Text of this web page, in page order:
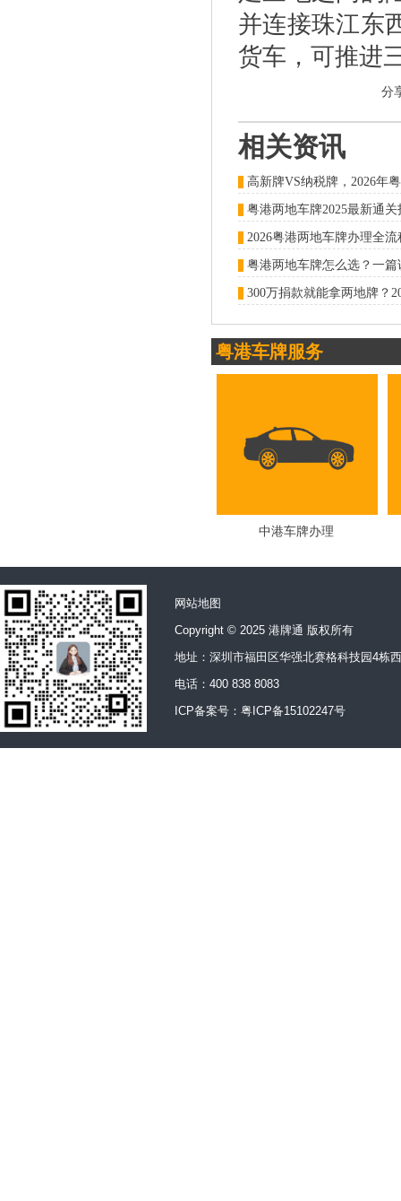
并连接珠江东
货车，可推进
分
相关资讯
2026粤港两地车牌办理全
粤港车牌服务
中港车牌办理
网站地图
Copyright © 2025 港牌通 版权所有
地址：深圳市福田区华强北赛格科技园4栋
电话：400 838 8083
ICP备案号： 粤ICP备15102247号